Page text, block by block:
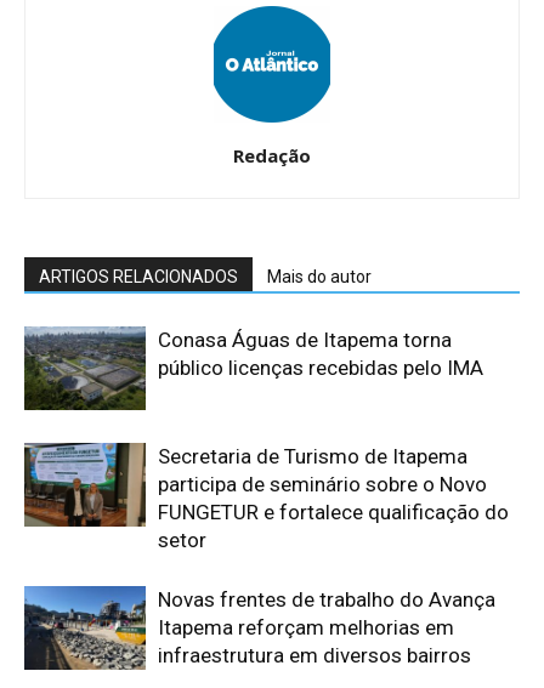
Redação
ARTIGOS RELACIONADOS Mais do autor
Conasa Águas de Itapema torna
público licenças recebidas pelo IMA
Secretaria de Turismo de Itapema
participa de seminário sobre o Novo
FUNGETUR e fortalece qualificação do
setor
Novas frentes de trabalho do Avança
Itapema reforçam melhorias em
infraestrutura em diversos bairros